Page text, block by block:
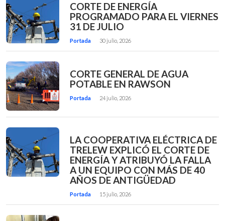
CORTE DE ENERGÍA
PROGRAMADO PARA EL VIERNES
31 DE JULIO
Portada 30 julio, 2026
CORTE GENERAL DE AGUA
POTABLE EN RAWSON
Portada 24 julio, 2026
LA COOPERATIVA ELÉCTRICA DE
TRELEW EXPLICÓ EL CORTE DE
ENERGÍA Y ATRIBUYÓ LA FALLA
A UN EQUIPO CON MÁS DE 40
AÑOS DE ANTIGÜEDAD
Portada 15 julio, 2026